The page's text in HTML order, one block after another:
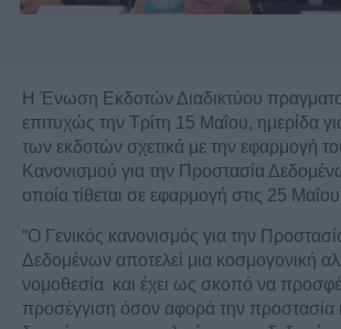
Η Ένωση Εκδοτών Διαδικτύου
επιτυχώς την Τρίτη 15 Μαΐου, ημερίδα
των εκδοτών σχετικά με την εφαρμογή
Κανονισμού για την Προστασία
οποία τίθεται σε εφαρμογή στις 25
“Ο Γενικός κανονισμός για την
Δεδομένων αποτελεί μια κοσμογονική
νομοθεσία και έχει ως σκοπό να
προσέγγιση όσον αφορά την προστασία